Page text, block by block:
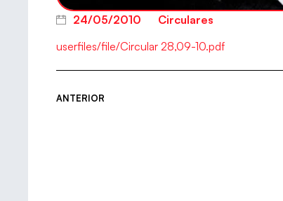
24/05/2010
Circulares
userfiles/file/Circular 28,09-10.pdf
ANTERIOR